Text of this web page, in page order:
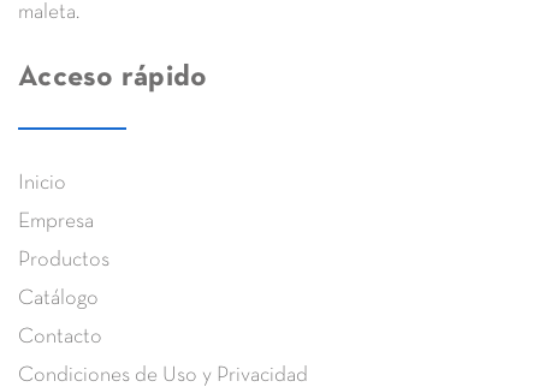
maleta.
Acceso rápido
Inicio
Empresa
Productos
Catálogo
Contacto
Condiciones de Uso y Privacidad